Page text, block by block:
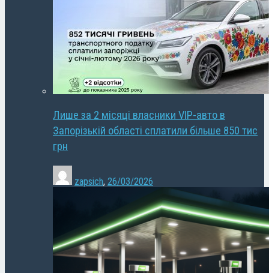
Лише за 2 місяці власники VIP-авто в
Запорізькій області сплатили більше 850 тис
грн
zapsich, 26/03/2026